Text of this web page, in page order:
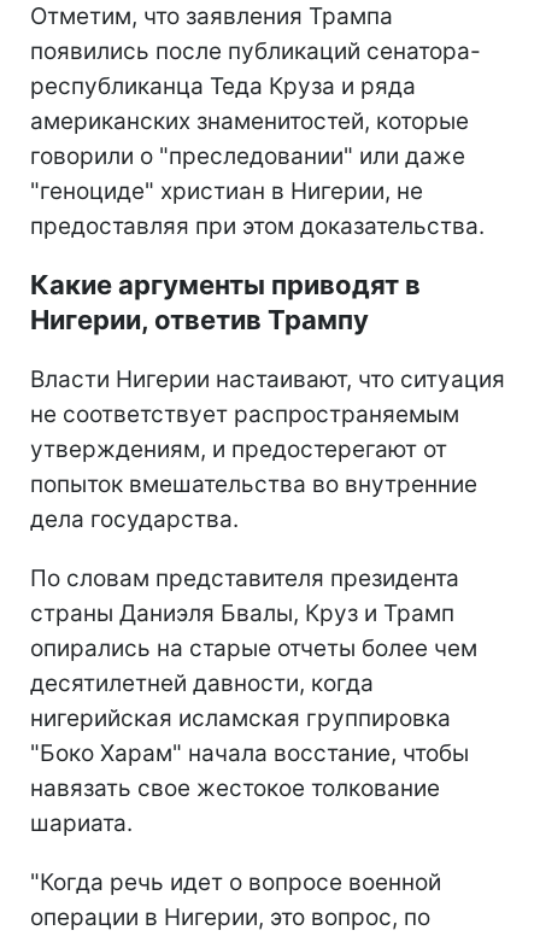
Отметим, что заявления Трампа
появились после публикаций сенатора-
республиканца Теда Круза и ряда
американских знаменитостей, которые
говорили о "преследовании" или даже
"геноциде" христиан в Нигерии, не
предоставляя при этом доказательства.
Какие аргументы приводят в
Нигерии, ответив Трампу
Власти Нигерии настаивают, что ситуация
не соответствует распространяемым
утверждениям, и предостерегают от
попыток вмешательства во внутренние
дела государства.
По словам представителя президента
страны Даниэля Бвалы, Круз и Трамп
опирались на старые отчеты более чем
десятилетней давности, когда
нигерийская исламская группировка
"Боко Харам" начала восстание, чтобы
навязать свое жестокое толкование
шариата.
"Когда речь идет о вопросе военной
операции в Нигерии, это вопрос, по